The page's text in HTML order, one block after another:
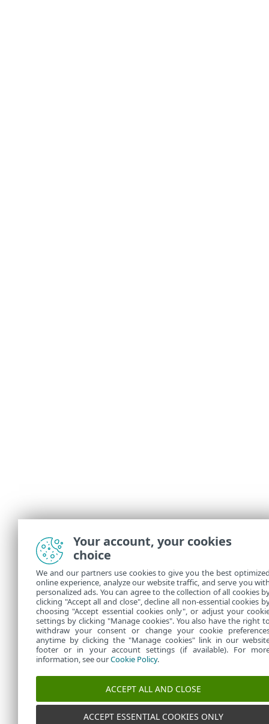
Your account, your cookies
choice
We and our partners use cookies to give you the best
online experience, analyze our website traffic, and serve you
personalized ads. You can agree to the collection of all cookies
clicking "Accept all and close", decline all non-essential cookies
choosing "Accept essential cookies only", or adjust your
settings by clicking "Manage cookies". You also have the right
withdraw your consent or change your cookie
anytime by clicking the "Manage cookies" link in our
footer or in your account settings (if available). For
information, see ourCookie Policy.
ACCEPT ALL AND CLOSE
ACCEPT ESSENTIAL COOKIES ONLY